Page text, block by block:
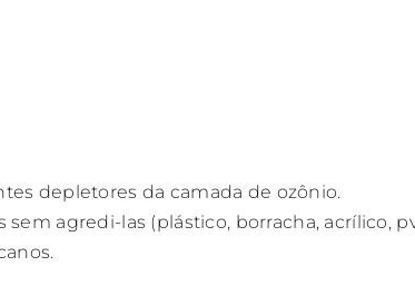
depletores da camada de ozônio.
agredi-las (plástico, borracha, acrílico,